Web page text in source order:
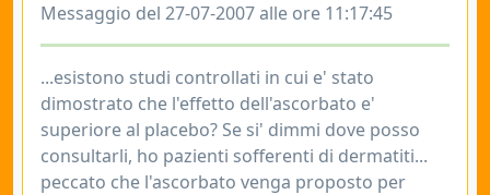
Messaggio del 27-07-2007 alle ore 11:17:45
...esistono studi controllati in cui e' stato
dimostrato che l'effetto dell'ascorbato e'
superiore al placebo? Se si' dimmi dove posso
consultarli, ho pazienti sofferenti di dermatiti...
peccato che l'ascorbato venga proposto per